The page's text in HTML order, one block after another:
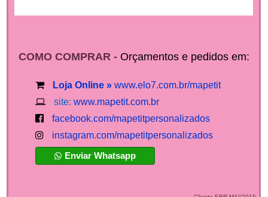
COMO COMPRAR - Orçamentos e pedidos em:
Loja Online » www.elo7.com.br/mapetit
site: www.mapetit.com.br
facebook.com/mapetitpersonalizados
instagram.com/mapetitpersonalizados
Enviar Whatsapp